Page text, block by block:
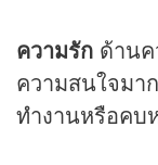
ความรัก ด้าน
ความสนใจมา
ทำงานหรือคบ